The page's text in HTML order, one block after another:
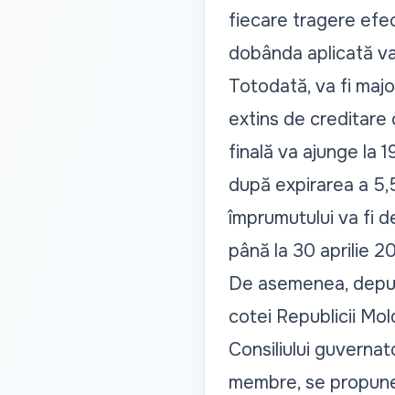
fiecare tragere
dobânda aplicată
Totodată, va fi
extins de creditare
finală va ajunge la
după expirarea a
împrumutului va fi
până la 30 aprilie
De asemenea,
cotei Republicii
Consiliului
membre, se